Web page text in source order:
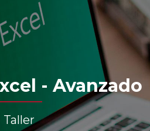
- Avanzado
Taller